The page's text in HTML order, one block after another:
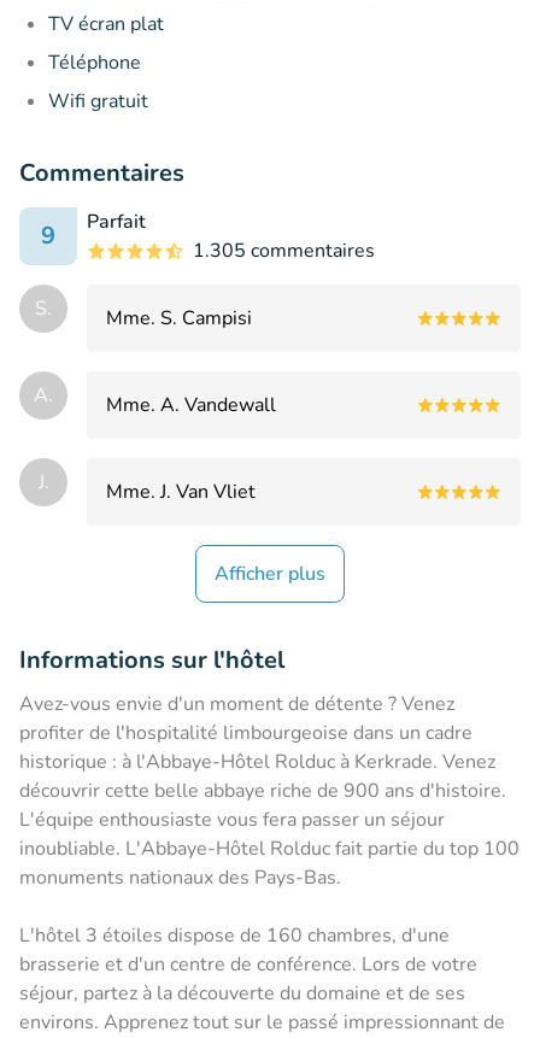
TV écran plat
Téléphone
Wifi gratuit
Commentaires
9
Parfait
1.305 commentaires
S. Mme. S. Campisi
A. Mme. A. Vandewall
J. Mme. J. Van Vliet
Afficher plus
Informations sur l'hôtel
Avez-vous envie d'un moment de détente ? Venez
profiter de l'hospitalité limbourgeoise dans un cadre
historique : à l'Abbaye-Hôtel Rolduc à Kerkrade. Venez
découvrir cette belle abbaye riche de 900 ans d'histoire.
L'équipe enthousiaste vous fera passer un séjour
inoubliable. L'Abbaye-Hôtel Rolduc fait partie du top 100
monuments nationaux des Pays-Bas.
L'hôtel 3 étoiles dispose de 160 chambres, d'une
brasserie et d'un centre de conférence. Lors de votre
séjour, partez à la découverte du domaine et de ses
environs. Apprenez tout sur le passé impressionnant de